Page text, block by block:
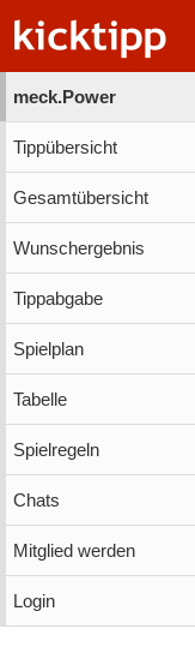
meck.Power
Tippübersicht
Gesamtübersicht
Wunschergebnis
Tippabgabe
Spielplan
Tabelle
Spielregeln
Chats
Mitglied werden
Login